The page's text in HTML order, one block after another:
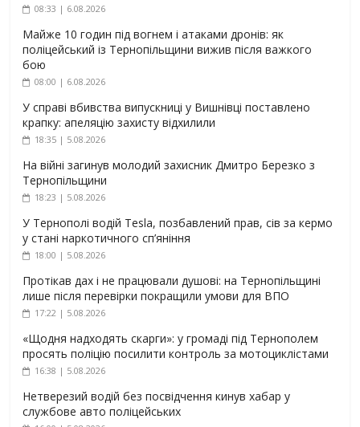
08:33 | 6.08.2026
Майже 10 годин під вогнем і атаками дронів: як
поліцейський із Тернопільщини вижив після важкого
бою
08:00 | 6.08.2026
У справі вбивства випускниці у Вишнівці поставлено
крапку: апеляцію захисту відхилили
18:35 | 5.08.2026
На війні загинув молодий захисник Дмитро Березко з
Тернопільщини
18:23 | 5.08.2026
У Тернополі водій Tesla, позбавлений прав, сів за кермо
у стані наркотичного сп’яніння
18:00 | 5.08.2026
Протікав дах і не працювали душові: на Тернопільщині
лише після перевірки покращили умови для ВПО
17:22 | 5.08.2026
«Щодня надходять скарги»: у громаді під Тернополем
просять поліцію посилити контроль за мотоциклістами
16:38 | 5.08.2026
Нетверезий водій без посвідчення кинув хабар у
службове авто поліцейських